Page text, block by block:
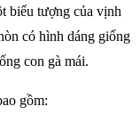
biểu tượng của vịnh
có hình dáng giống
con gà mái.
gồm: